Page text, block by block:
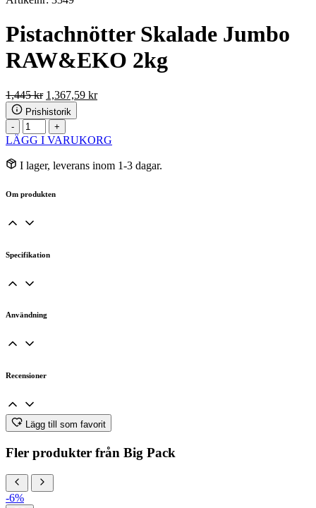
Pistachnötter Skalade Jumbo
RAW&EKO 2kg
1,445kr Det
ursprungliga
priset
var:
1,445 kr.
1,367,59 krDet
1,367,59 kr.
Prishistorik
-
Pistachnötter
Skalade
RAW&EKO
2kg
+
LÄGG I VARUKORG
I lager, leverans inom 1-3 dagar.
Om produkten
Specifikation
Användning
Recensioner
Lägg till som favorit
Fler produkter från Big Pack
-6%